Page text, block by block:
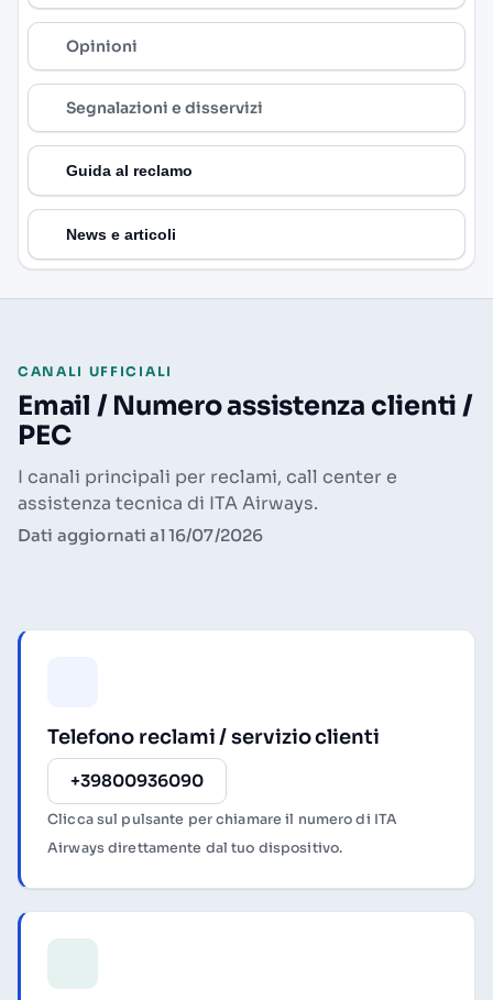
Opinioni
Segnalazioni e disservizi
Guida al reclamo
News e articoli
CANALI UFFICIALI
Email / Numero assistenza clienti /
PEC
I canali principali per reclami, call center e
assistenza tecnica di ITA Airways.
Dati aggiornati al 16/07/2026
Telefono reclami / servizio clienti
+39800936090
Clicca sul pulsante per chiamare il numero di ITA
Airways direttamente dal tuo dispositivo.